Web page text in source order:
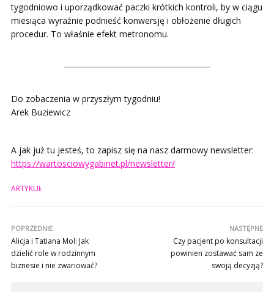
tygodniowo i uporządkować paczki krótkich kontroli, by w ciągu
miesiąca wyraźnie podnieść konwersję i obłożenie długich
procedur. To właśnie efekt metronomu.
Do zobaczenia w przyszłym tygodniu!
Arek Buziewicz
A jak już tu jesteś, to zapisz się na nasz darmowy newsletter:
https://wartosciowygabinet.pl/newsletter/
ARTYKUŁ
POPRZEDNIE
Alicja i Tatiana Mol: Jak
dzielić role w rodzinnym
biznesie i nie zwariować?
NASTĘPNE
Czy pacjent po konsultacji
powinien zostawać sam ze
swoją decyzją?